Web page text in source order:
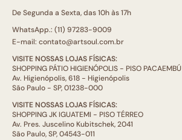
De Segunda a Sexta, das 10h às 17h
WhatsApp.: (11) 97283-9009
E-mail: contato@artsoul.com.br
VISITE NOSSAS LOJAS FÍSICAS:
SHOPPING PÁTIO HIGIENÓPOLIS - PISO PACAEMBÚ
Av. Higienópolis, 618 - Higienópolis
São Paulo - SP, 01238-000
VISITE NOSSAS LOJAS FÍSICAS:
SHOPPING JK IGUATEMI - PISO TÉRREO
Av. Pres. Juscelino Kubitschek, 2041
São Paulo, SP, 04543-011